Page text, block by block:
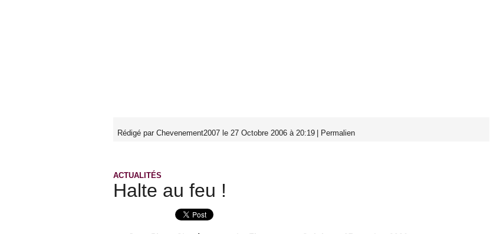
Rédigé par Chevenement2007 le 27 Octobre 2006 à 20:19 Permalien
ACTUALITÉS
Halte au feu !